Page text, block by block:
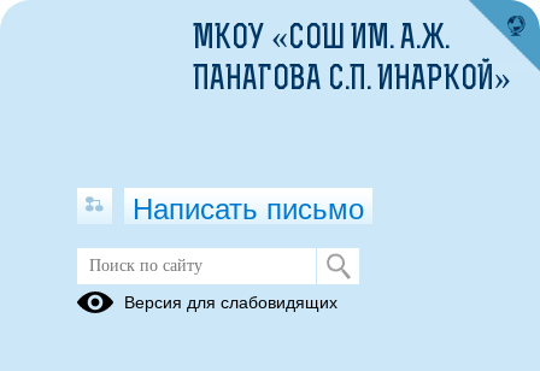
Информация
МКОУ «СОШ ИМ. А.Ж.
ПАНАГОВА С.П. ИНАРКОЙ»
Написать письмо
Версия для слабовидящих